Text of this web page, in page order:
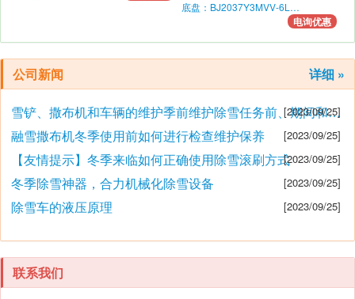
底盘：BJ2037Y3MVV-6L…
电询优惠
公司新闻 详细 »
雪铲、撒布机和车辆的维护季前维护除雪任务前、期间和之后的维护要点
[2023/09/25]
融雪撒布机冬季使用前如何进行检查维护保养 [2023/09/25]
【友情提示】冬季来临如何正确使用除雪滚刷方式[2023/09/25]
冬季除雪神器，合力机械化除雪设备 [2023/09/25]
除雪车的液压原理 [2023/09/25]
联系我们